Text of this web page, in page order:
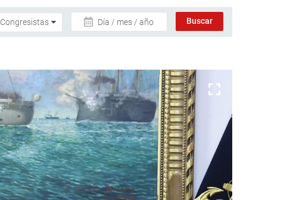
Día / mes / año